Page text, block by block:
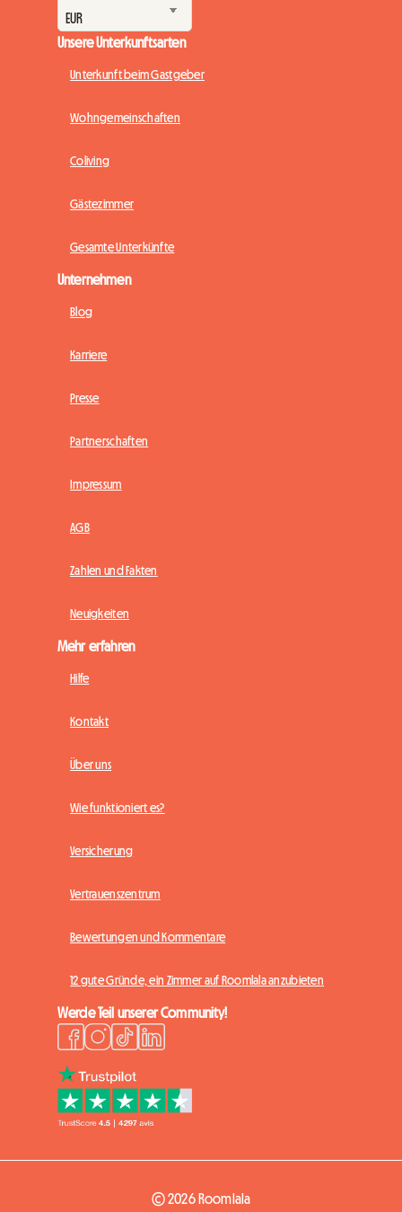
Unsere Unterkunftsarten
Unterkunft beim Gastgeber
Wohngemeinschaften
Coliving
Gästezimmer
Gesamte Unterkünfte
Unternehmen
Blog
Karriere
Presse
Partnerschaften
Impressum
AGB
Zahlen und Fakten
Neuigkeiten
Mehr erfahren
Hilfe
Kontakt
Über uns
Wie funktioniert es?
Versicherung
Vertrauenszentrum
Bewertungen und Kommentare
12 gute Gründe, ein Zimmer auf Roomlala anzubieten
Werde Teil unserer Community!
© 2026 Roomlala